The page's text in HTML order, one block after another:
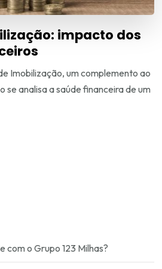
impacto dos
Imobilização, um complemento ao
se analisa a saúde financeira de um
com o Grupo 123 Milhas?